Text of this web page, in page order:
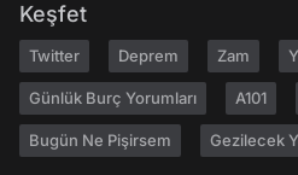
Keşfet
Twitter Deprem Zam
Günlük Burç Yorumları A101
Bugün Ne Pişirsem Gezilecek